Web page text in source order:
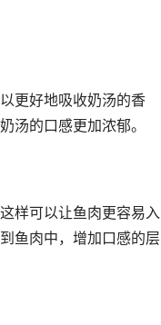
更好地吸收奶汤的香
汤的口感更加浓郁。
样可以让鱼肉更容易入
鱼肉中，增加口感的层